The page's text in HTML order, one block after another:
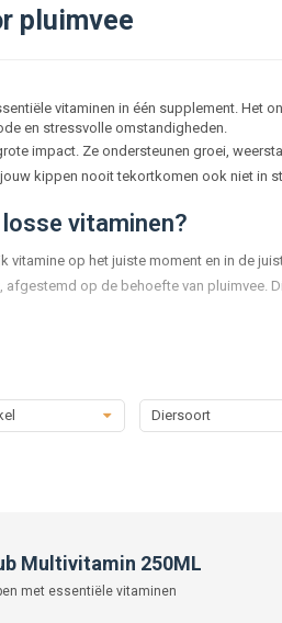
pluimvee
vitaminen in één supplement. Het
en stressvolle omstandigheden.
impact. Ze ondersteunen groei,
kippen nooit tekortkomen ook niet in
vitaminen?
op het juiste moment en in de
op de behoefte van pluimvee.
van calcium en sterke eierschalen.
zenuwstelsel en vertering.
dat het hele lichaam van de kip
gebruiken?
Diersoort
Multivitamin 250ML
met essentiële vitaminen